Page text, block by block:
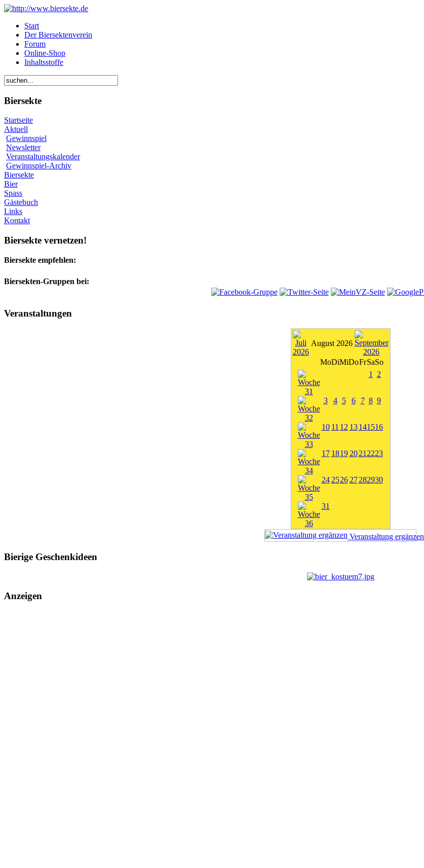
Start
Der Biersektenverein
Forum
Online-Shop
Inhaltsstoffe
Biersekte
Startseite
Aktuell
Gewinnspiel
Newsletter
Veranstaltungskalender
Gewinnspiel-Archiv
Biersekte
Bier
Spass
Gästebuch
Links
Kontakt
Biersekte vernetzen!
Biersekte empfehlen:
Biersekten-Gruppen bei:
Veranstaltungen
August 2026
MoDiMiDoFrSaSo
1
2
3 4 5 6 7 8 9
10 11 12 13 141516
17 1819 20 21 2223
24 2526 27 282930
31
Veranstaltung ergänzen
Bierige Geschenkideen
Anzeigen